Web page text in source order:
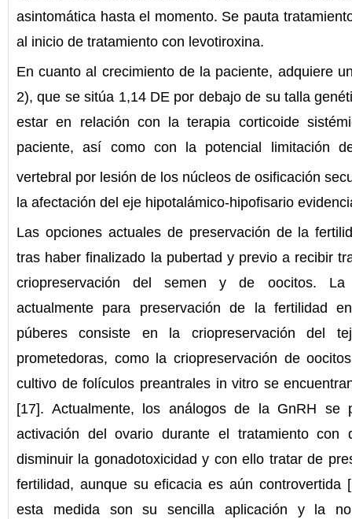
asintomática hasta el momento. Se pauta
al inicio de tratamiento con levotiroxina.
En cuanto al crecimiento de la paciente, adquiere
2), que se sitúa 1,14 DE por debajo de su talla
estar en relación con la terapia corticoide
paciente, así como con la potencial limitación
vertebral por lesión de los núcleos de osificación
la afectación del eje hipotalámico-hipofisario
Las opciones actuales de preservación de la
tras haber finalizado la pubertad y previo a recibir
criopreservación del semen y de oocitos. La
actualmente para preservación de la fertilidad
púberes consiste en la criopreservación del
prometedoras, como la criopreservación de
cultivo de folículos preantrales in vitro se
[17]. Actualmente, los análogos de la GnRH se
activación del ovario durante el tratamiento con
disminuir la gonadotoxicidad y con ello tratar de
fertilidad, aunque su eficacia es aún controvertida
esta medida son su sencilla aplicación y la